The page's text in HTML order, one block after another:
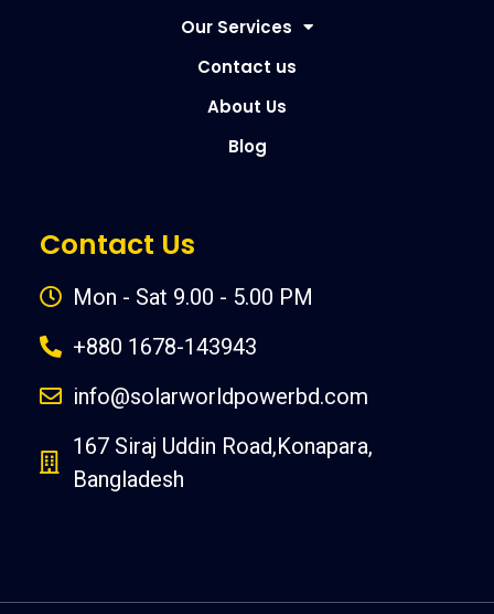
Our Services
Contact us
About Us
Blog
Contact Us
Mon - Sat 9.00 - 5.00 PM
+880 1678-143943
info@solarworldpowerbd.com
167 Siraj Uddin Road,Konapara,
Bangladesh